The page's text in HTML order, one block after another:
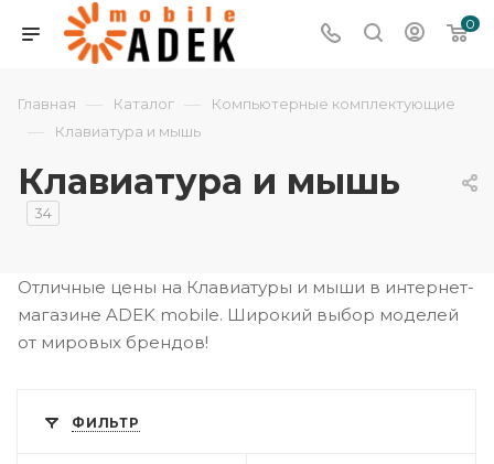
0
Главная — Каталог — Компьютерные комплектующие
— Клавиатура и мышь
Клавиатура и мышь
34
Отличные цены на Клавиатуры и мыши в интернет-
магазине ADEK mobile. Широкий выбор моделей
от мировых брендов!
ФИЛЬТР